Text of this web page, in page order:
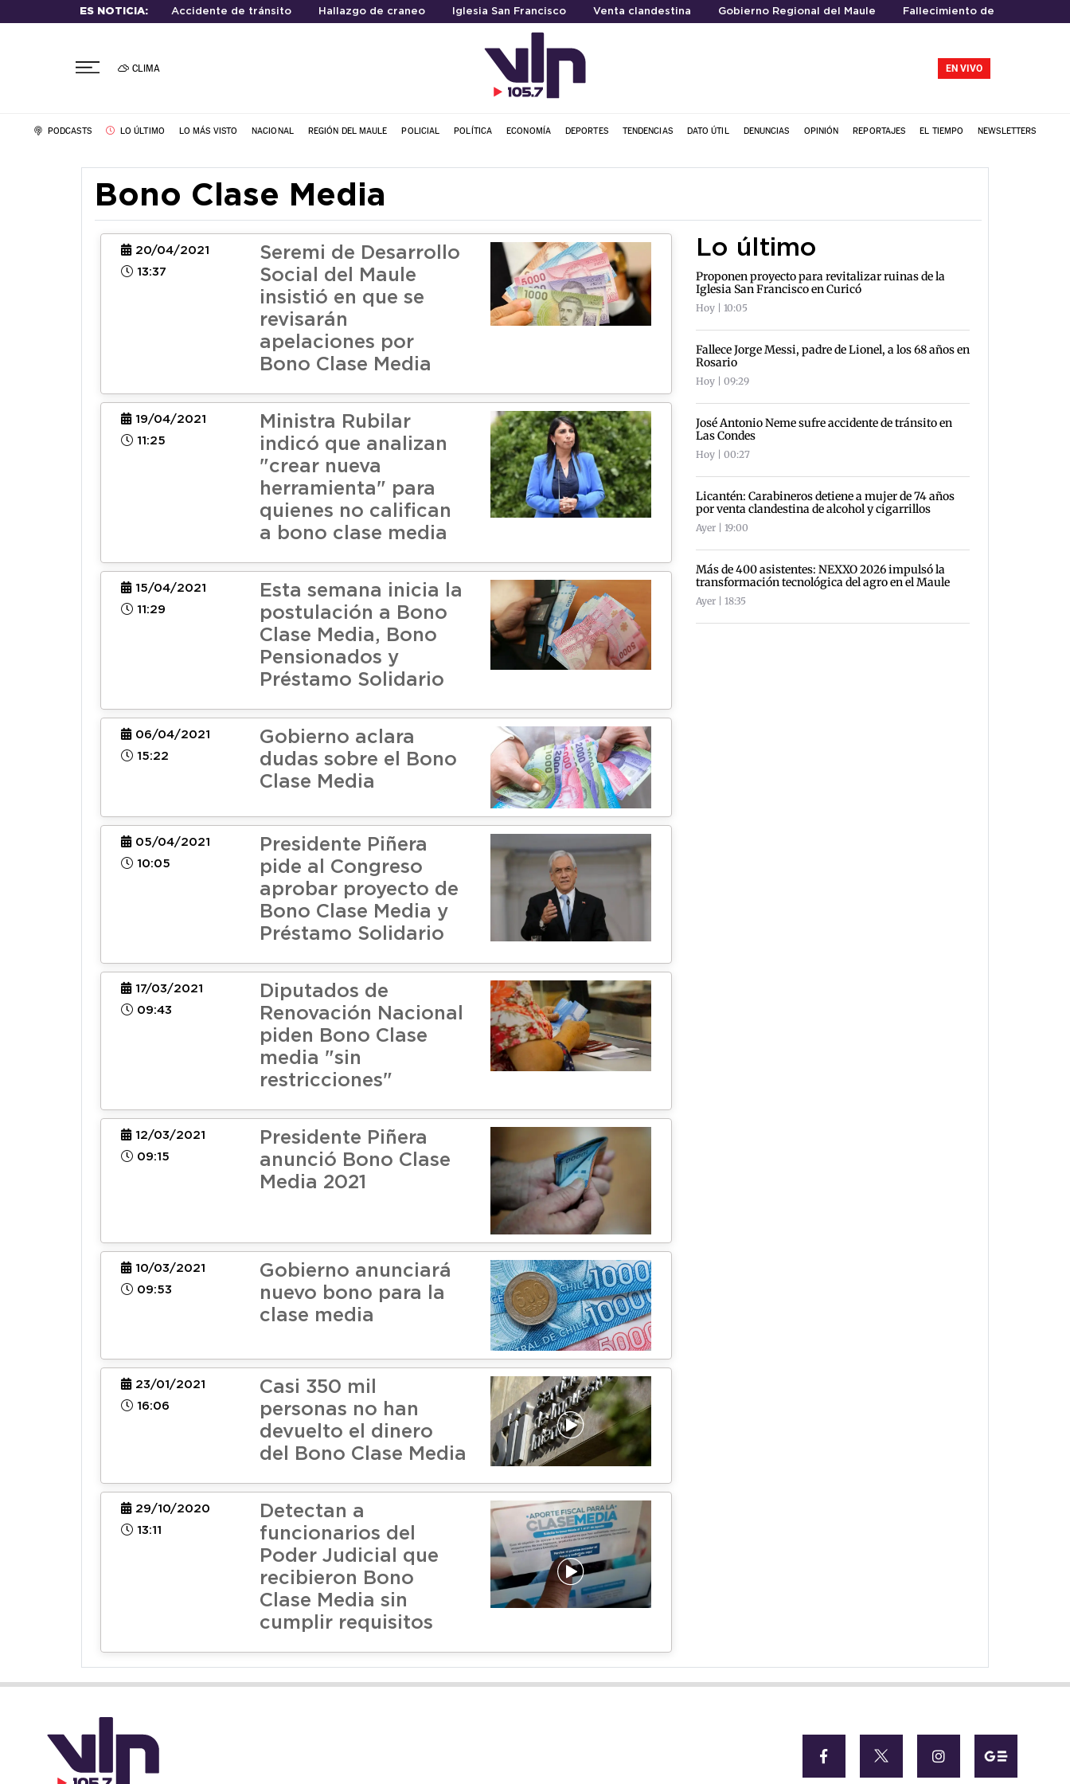
ES NOTICIA: Accidente de tránsito Hallazgo de craneo Iglesia San Francisco Venta clandestina Gobierno Regional del Maule Fallecimiento de Jorge Messi
CLIMA EN VIVO
PODCASTS LO ÚLTIMO LO MÁS VISTO NACIONAL REGIÓN DEL MAULE POLICIAL POLÍTICA ECONOMÍA DEPORTES TENDENCIAS DATO ÚTIL DENUNCIAS OPINIÓN REPORTAJES EL TIEMPO NEWSLETTERS
Bono Clase Media
20/04/2021
13:37
Seremi de Desarrollo
Social del Maule
insistió en que se
revisarán
apelaciones por
Bono Clase Media
19/04/2021
11:25
Ministra Rubilar
indicó que analizan
"crear nueva
herramienta" para
quienes no califican
a bono clase media
15/04/2021
11:29
Esta semana inicia la
postulación a Bono
Clase Media, Bono
Pensionados y
Préstamo Solidario
06/04/2021
15:22
Gobierno aclara
dudas sobre el Bono
Clase Media
05/04/2021
10:05
Presidente Piñera
pide al Congreso
aprobar proyecto de
Bono Clase Media y
Préstamo Solidario
17/03/2021
09:43
Diputados de
Renovación Nacional
piden Bono Clase
media "sin
restricciones"
12/03/2021
09:15
Presidente Piñera
anunció Bono Clase
Media 2021
10/03/2021
09:53
Gobierno anunciará
nuevo bono para la
clase media
23/01/2021
16:06
Casi 350 mil
personas no han
devuelto el dinero
del Bono Clase Media
29/10/2020
13:11
Detectan a
funcionarios del
Poder Judicial que
recibieron Bono
Clase Media sin
cumplir requisitos
Lo último
Proponen proyecto para revitalizar ruinas de la
Iglesia San Francisco en Curicó
Hoy | 10:05
Fallece Jorge Messi, padre de Lionel, a los 68 años en
Rosario
Hoy | 09:29
José Antonio Neme sufre accidente de tránsito en
Las Condes
Hoy | 00:27
Licantén: Carabineros detiene a mujer de 74 años
por venta clandestina de alcohol y cigarrillos
Ayer | 19:00
Más de 400 asistentes: NEXXO 2026 impulsó la
transformación tecnológica del agro en el Maule
Ayer | 18:35